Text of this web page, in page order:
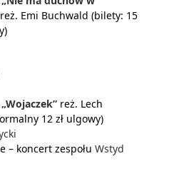
reż. Emi Buchwald (bilety: 15
„Wojaczek” reż. Lech
12 zł ulgowy)
– koncert zespołu Wstyd